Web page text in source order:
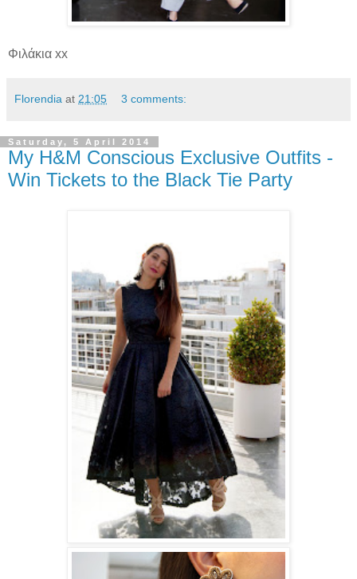
Φιλάκια xx
Florendia at 21:05 3 comments:
Saturday, 5 April 2014
My H&M Conscious Exclusive Outfits -
Win Tickets to the Black Tie Party